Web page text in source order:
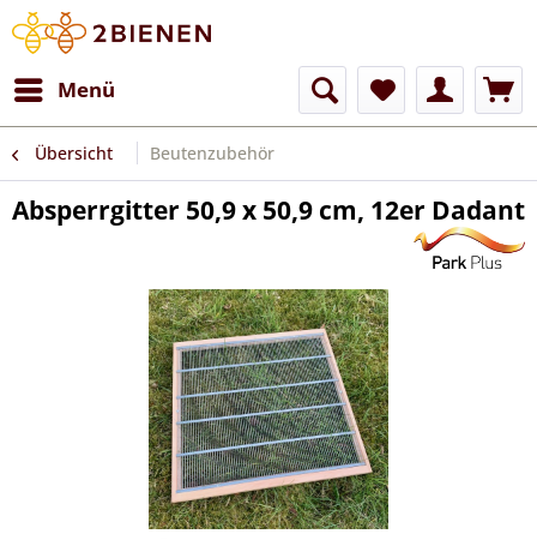
Menü
Übersicht Beutenzubehör
Absperrgitter 50,9 x 50,9 cm, 12er Dadant